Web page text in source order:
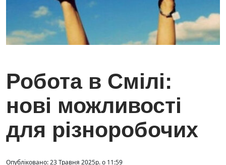
Робота в Смілі:
нові можливості
для різноробочих
Опубліковано: 23 Травня 2025р. о 11:59